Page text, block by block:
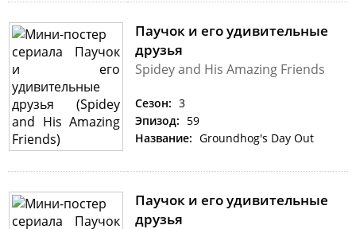
Паучок и его удивительные
друзья
Spidey and His Amazing Friends
Сезон: 3
Эпизод: 59
Название: Groundhog's Day Out
Паучок и его удивительные
друзья